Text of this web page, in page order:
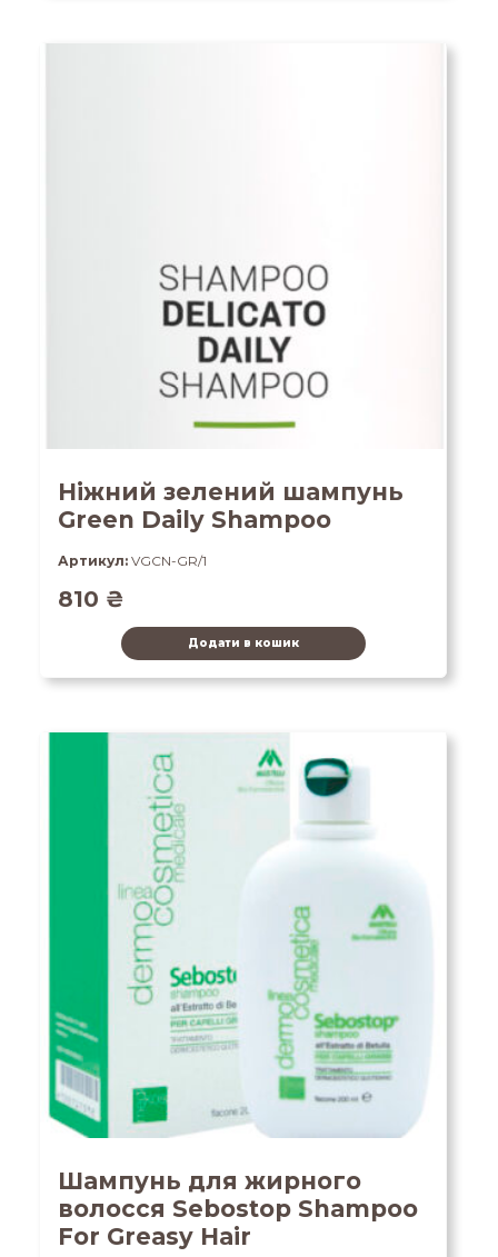
Ніжний зелений шампунь
Green Daily Shampoo
Артикул: VGCN-GR/1
810 ₴
Додати в кошик
Шампунь для жирного
волосся Sebostop Shampoo
For Greasy Hair